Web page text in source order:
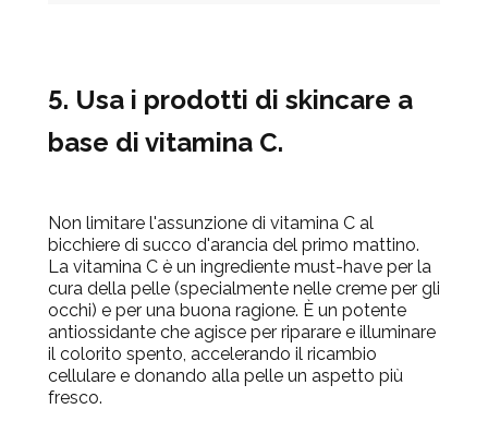
5. Usa i prodotti di skincare a
base di vitamina C.
Non limitare l'assunzione di vitamina C al
bicchiere di succo d'arancia del primo mattino.
La vitamina C è un ingrediente must-have per la
cura della pelle (specialmente nelle creme per gli
occhi) e per una buona ragione. È un potente
antiossidante che agisce per riparare e illuminare
il colorito spento, accelerando il ricambio
cellulare e donando alla pelle un aspetto più
fresco.